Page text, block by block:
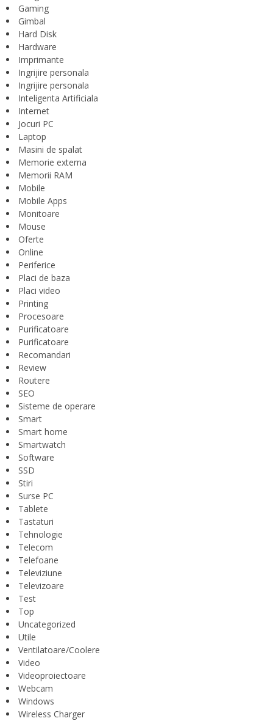
Gaming
Gimbal
Hard Disk
Hardware
Imprimante
Ingrijire personala
Ingrijire personala
Inteligenta Artificiala
Internet
Jocuri PC
Laptop
Masini de spalat
Memorie externa
Memorii RAM
Mobile
Mobile Apps
Monitoare
Mouse
Oferte
Online
Periferice
Placi de baza
Placi video
Printing
Procesoare
Purificatoare
Purificatoare
Recomandari
Review
Routere
SEO
Sisteme de operare
Smart
Smart home
Smartwatch
Software
SSD
Stiri
Surse PC
Tablete
Tastaturi
Tehnologie
Telecom
Telefoane
Televiziune
Televizoare
Test
Top
Uncategorized
Utile
Ventilatoare/Coolere
Video
Videoproiectoare
Webcam
Windows
Wireless Charger